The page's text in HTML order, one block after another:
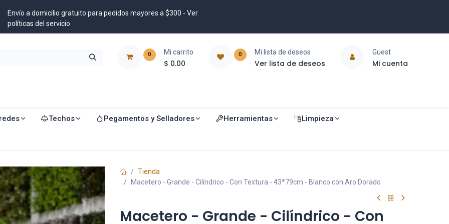
Envío a domicilio gratuito para pedidos mayores a $300 - Ver
políticas del servicio
0 Mi carrito
$ 0.00
0 Mi lista de deseos
Ver lista de deseos
Guest
Mi cuenta
Techos Pegamentos y Selladores Herramientas Limpieza
Tienda
Macetero - Grande - Cilíndrico - Con Textura - 43*79cm - Blanco con Aro Dorado
Macetero - Grande - Cilíndrico - Con